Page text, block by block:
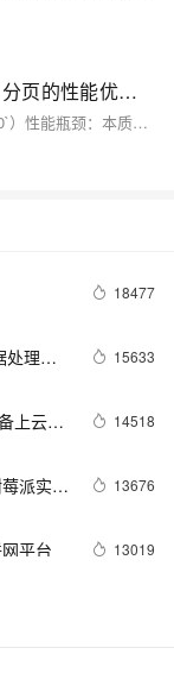
【MySQL百日打怪升级第14天】 LIMIT 分页的性能优化：深分页到底慢在哪？
本文深入剖析MySQL深分页（如`LIMIT 100000,20`）性能瓶颈：本质是OFFSET导致全量扫描与丢弃，页码越深，扫描行数线性增长。详解三种实战优化方案——游标分页（高效稳定，需有序唯一字段）、延迟关联（兼容OFFSET，索引覆盖减回表）、范围分页（极简但场景受限），并附EXPLAIN对比与避坑指南。（239字）
18477
处理案
15633
上云步
14518
派实战
13676
平台 13019
爆品推